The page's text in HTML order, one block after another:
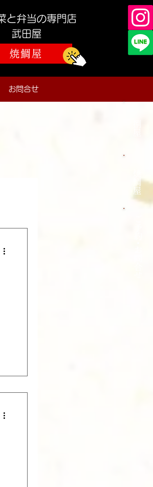
焼鯛屋
と弁当の専門店
​武田屋
焼鯛屋
お問合せ